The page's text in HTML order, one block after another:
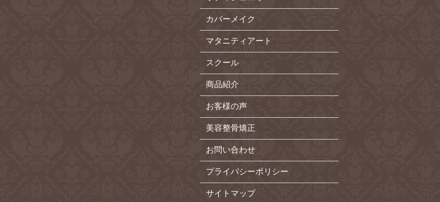
カバーメイク
マタニティアート
スクール
商品紹介
お客様の声
美容整骨矯正
お問い合わせ
プライバシーポリシー
サイトマップ